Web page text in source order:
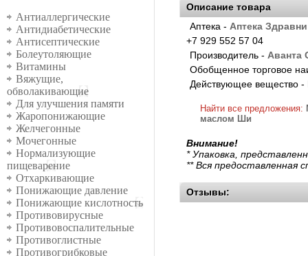
Группы
Антиаллергические
Антидиабетические
Антисептические
Болеутоляющие
Витамины
Вяжущие,
обволакивающие
Для улучшения памяти
Жаропонижающие
Желчегонные
Мочегонные
Нормализующие
пищеварение
Отхаркивающие
Понижающие давление
Понижающие кислотность
Противовирусные
Противовоспалительные
Противоглистные
Противогрибковые
Описание товара
Аптека - Аптека
+7 929 552 57 04
Производитель - Аванта
Обобщенное торговое
Действующее вещество -
Найти все предложения:
маслом Ши
Внимание!
* Упаковка,
** Вся предоставленная
Отзывы: